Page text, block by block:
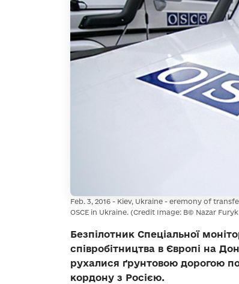
Feb. 3, 2016 - Kiev, Ukraine - eremony of
OSCE in Ukraine. (Credit Image: В© Nazar
Безпілотник Спеціальної
співробітництва в Європі на
рухалися ґрунтовою дорогою
кордону з Росією.